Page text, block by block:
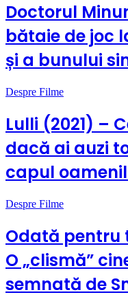
Doctorul
bătaie de joc
și a bunului
Despre Filme
Lulli (2021) –
dacă ai auzi
capul
Despre Filme
Odată pentru
O „clismă”
semnată de